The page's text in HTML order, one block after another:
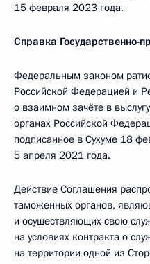
15 февраля 2023 года.
Справка Государственно-
Федеральным законом
Российской Федерацией и
о взаимном зачёте в
органах Российской
подписанное в Сухуме 18
5 апреля 2021 года.
Действие Соглашения
таможенных органов,
и осуществляющих свою
на условиях контракта о
на территории одной из